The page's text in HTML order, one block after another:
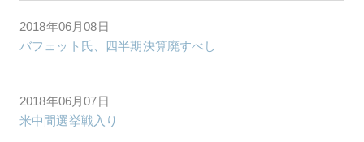
2018年06月08日
バフェット氏、四半期決算廃すべし
2018年06月07日
米中間選挙戦入り